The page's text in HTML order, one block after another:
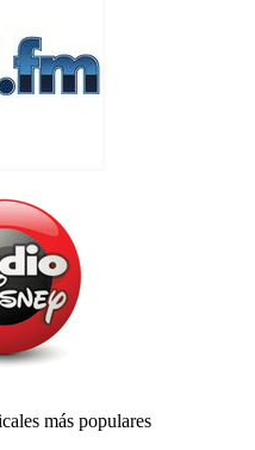
más populares